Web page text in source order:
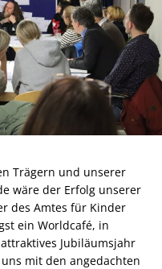
Trägern und unserer
wäre der Erfolg unserer
des Amtes für Kinder
ein Worldcafé, in
Jubiläumsjahr
mit den angedachten